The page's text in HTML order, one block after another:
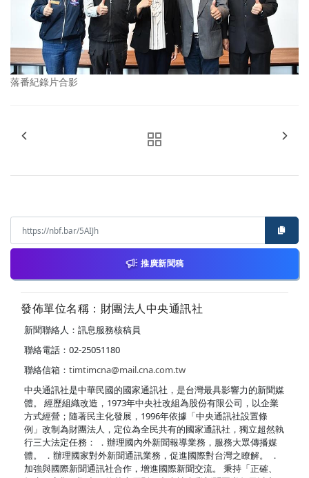
落番紀錄片合影
推廣新聞稿
發佈單位名稱：財團法人中央通訊社
新聞聯絡人：訊息服務核稿員
聯絡電話：02-25051180
聯絡信箱： timtimcna@mail.cna.com.tw
中央通訊社是中華民國的國家通訊社，是台灣最具影響力的新聞媒
體。 經歷組織改造，1973年中央社改組為股份有限公司，以企業
方式經營；隨著民主化發展，1996年依據「中央通訊社設置條
例」改制為財團法人，定位為全民共有的國家通訊社，獨立超然執
行三大法定任務： ．辦理國內外新聞報導業務，服務大眾傳播媒
體。 ．辦理國家對外新聞通訊業務，促進國際對台灣之瞭解。 ．
加強與國際新聞通訊社合作，增進國際新聞交流。 秉持「正確、